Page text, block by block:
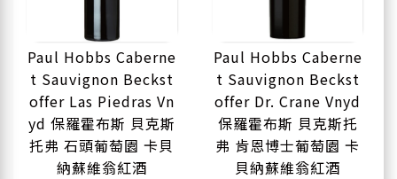
Paul Hobbs Caberne
t Sauvignon Beckst
offer Las Piedras Vn
yd 保羅霍布斯 貝克斯
托弗 石頭葡萄園 卡貝
納蘇維翁紅酒
Paul Hobbs Caberne
t Sauvignon Beckst
offer Dr. Crane Vnyd
保羅霍布斯 貝克斯托
弗 肯恩博士葡萄園 卡
貝納蘇維翁紅酒